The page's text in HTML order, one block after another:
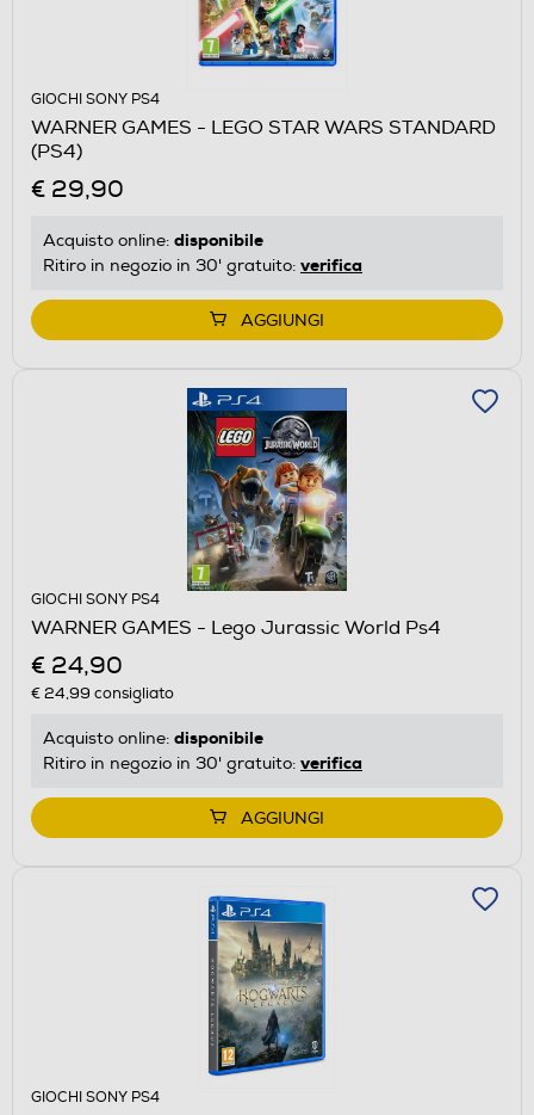
GIOCHI SONY PS4
WARNER GAMES - LEGO STAR WARS STANDARD
(PS4)
€ 29,90
Acquisto online: disponibile
Ritiro in negozio in 30' gratuito: verifica
AGGIUNGI
GIOCHI SONY PS4
WARNER GAMES - Lego Jurassic World Ps4
€ 24,90
€ 24,99 consigliato
Acquisto online: disponibile
Ritiro in negozio in 30' gratuito: verifica
AGGIUNGI
GIOCHI SONY PS4